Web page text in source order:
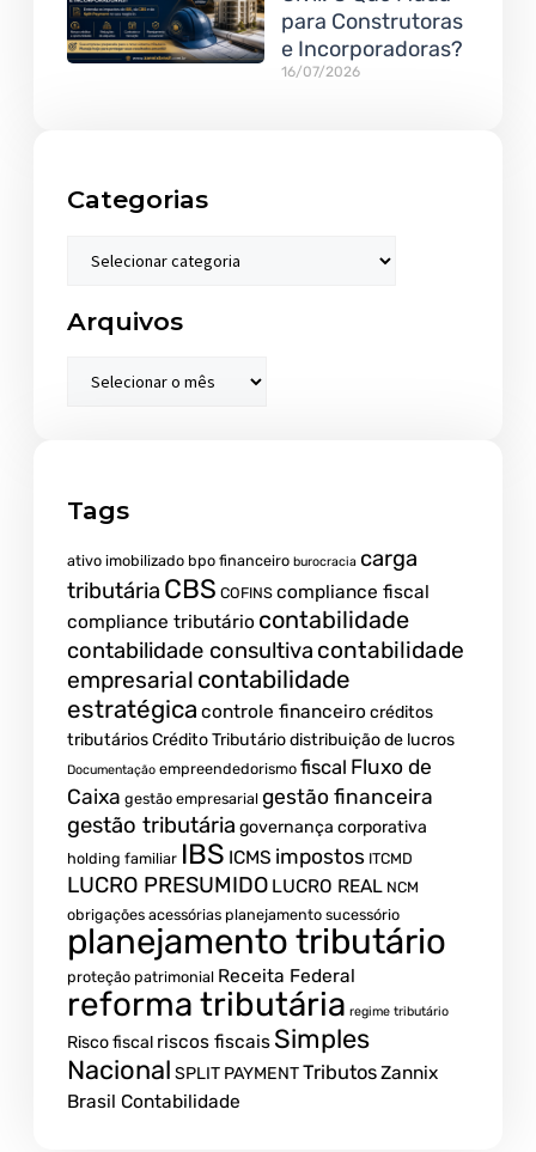
para Construtoras
e Incorporadoras?
16/07/2026
Categorias
Arquivos
Tags
ativo imobilizado bpo financeiro burocracia carga
tributária CBS COFINS compliance fiscal
compliance tributário contabilidade
contabilidade consultiva contabilidade
empresarial contabilidade
estratégica controle financeiro créditos
tributáriosCrédito Tributáriodistribuição de lucros
Documentação empreendedorismo fiscal Fluxo de
Caixa gestão empresarial gestão financeira
gestão tributária governança corporativa
holding familiar IBS ICMS impostos ITCMD
LUCRO PRESUMIDO LUCRO REAL NCM
obrigações acessórias planejamento sucessório
planejamento tributário
proteção patrimonial Receita Federal
reforma tributária regime tributário
Risco fiscal riscos fiscais Simples
Nacional SPLIT PAYMENTTributosZannix
Brasil Contabilidade